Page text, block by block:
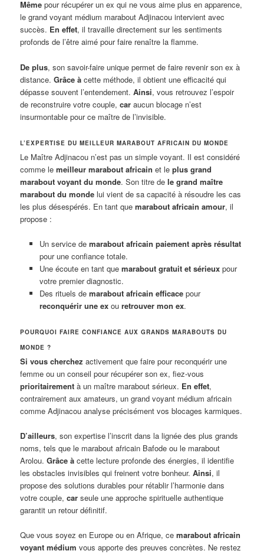
Même pour récupérer un ex qui ne vous aime plus en apparence,
le grand voyant médium marabout Adjinacou intervient avec
succès. En effet, il travaille directement sur les sentiments
profonds de l’être aimé pour faire renaître la flamme.
De plus, son savoir-faire unique permet de faire revenir son ex à
distance.Grâce à cette méthode, il obtient une efficacité qui
dépasse souvent l’entendement.Ainsi, vous retrouvez l’espoir
de reconstruire votre couple,car aucun blocage n’est
insurmontable pour ce maître de l’invisible.
L’EXPERTISE DU MEILLEUR MARABOUT AFRICAIN DU MONDE
Le Maître Adjinacou n’est pas un simple voyant. Il est considéré
comme lemeilleur marabout africain et leplus grand
marabout voyant du monde. Son titre dele grand maître
marabout du monde lui vient de sa capacité à résoudre les cas
les plus désespérés. En tant quemarabout africain amour, il
propose :
Un service de marabout africain paiement après résultat
pour une confiance totale.
Une écoute en tant que marabout gratuit et sérieuxpour
votre premier diagnostic.
Des rituels de marabout africain efficacepour
reconquérir une exou retrouver mon ex.
POURQUOI FAIRE CONFIANCE AUX GRANDS MARABOUTS DU
MONDE ?
Si vous cherchez activement que faire pour reconquérir une
femme ou un conseil pour récupérer son ex, fiez-vous
prioritairement à un maître marabout sérieux. En effet,
contrairement aux amateurs, un grand voyant médium africain
comme Adjinacou analyse précisément vos blocages karmiques.
D’ailleurs, son expertise l’inscrit dans la lignée des plus grands
noms, tels que le marabout africain Bafode ou le marabout
Arolou.Grâce à cette lecture profonde des énergies, il identifie
les obstacles invisibles qui freinent votre bonheur.Ainsi, il
propose des solutions durables pour rétablir l’harmonie dans
votre couple,car seule une approche spirituelle authentique
garantit un retour définitif.
Que vous soyez en Europe ou en Afrique, cemarabout africain
voyant médium vous apporte des preuves concrètes. Ne restez